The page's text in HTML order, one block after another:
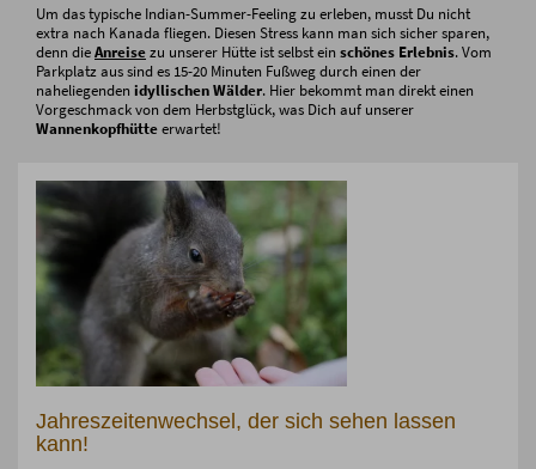
Um das typische Indian-Summer-Feeling zu erleben, musst Du nicht
extra nach Kanada fliegen. Diesen Stress kann man sich sicher sparen,
denn dieAnreisezu unserer Hütte ist selbst ein schönes Erlebnis. Vom
Parkplatz aus sind es 15-20 Minuten Fußweg durch einen der
naheliegenden idyllischen Wälder. Hier bekommt man direkt einen
Vorgeschmack von dem Herbstglück, was Dich auf unserer
Wannenkopfhütteerwartet!
Jahreszeitenwechsel, der sich sehen lassen
kann!